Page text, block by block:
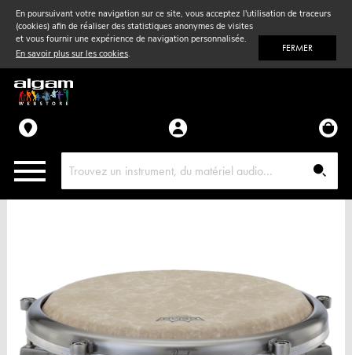
En poursuivant votre navigation sur ce site, vous acceptez l'utilisation de traceurs
(cookies) afin de réaliser des statistiques anonymes de visites
et vous fournir une expérience de navigation personnalisée.
En savoir plus sur les cookies. FERMER
Vent& Violon
Accessoires
Pièces détachées